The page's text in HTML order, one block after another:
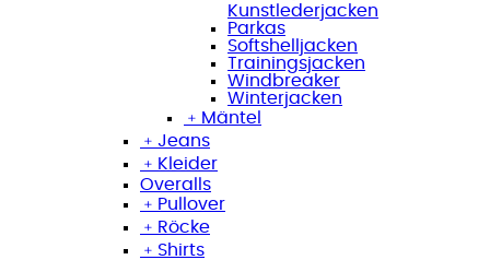
Kunstlederjacken
Parkas
Softshelljacken
Trainingsjacken
Windbreaker
Winterjacken
﹢ Mäntel
﹢ Jeans
﹢ Kleider
Overalls
﹢ Pullover
﹢ Röcke
﹢ Shirts